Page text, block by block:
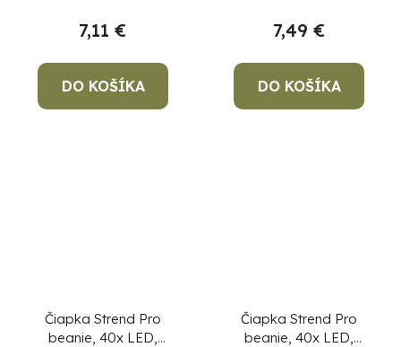
7,11 €
DO KOŠÍKA
7,49 €
DO KOŠÍKA
Čiapka Strend Pro
beanie, 40x LED,
Čiapka Strend Pro
beanie, 40x LED,